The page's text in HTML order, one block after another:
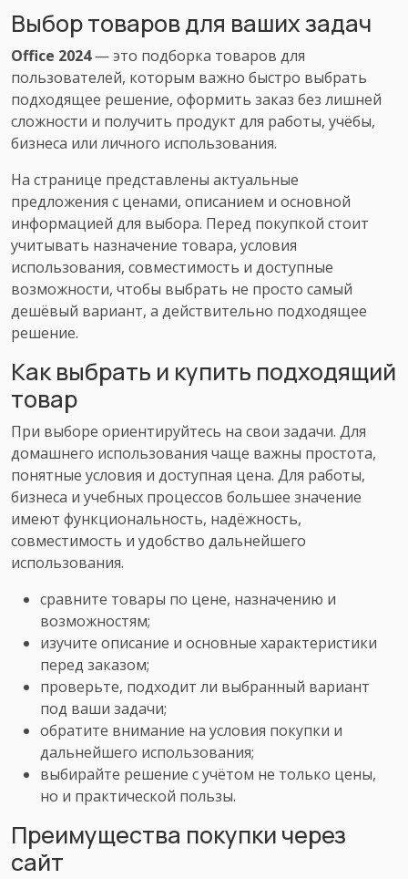
Выбор товаров для ваших задач
Office 2024— это подборка товаров для
пользователей, которым важно быстро выбрать
подходящее решение, оформить заказ без лишней
сложности и получить продукт для работы, учёбы,
бизнеса или личного использования.
На странице представлены актуальные
предложения с ценами, описанием и основной
информацией для выбора. Перед покупкой стоит
учитывать назначение товара, условия
использования, совместимость и доступные
возможности, чтобы выбрать не просто самый
дешёвый вариант, а действительно подходящее
решение.
Как выбрать и купить подходящий
товар
При выборе ориентируйтесь на свои задачи. Для
домашнего использования чаще важны простота,
понятные условия и доступная цена. Для работы,
бизнеса и учебных процессов большее значение
имеют функциональность, надёжность,
совместимость и удобство дальнейшего
использования.
сравните товары по цене, назначению и
возможностям;
изучите описание и основные характеристики
перед заказом;
проверьте, подходит ли выбранный вариант
под ваши задачи;
обратите внимание на условия покупки и
дальнейшего использования;
выбирайте решение с учётом не только цены,
но и практической пользы.
Преимущества покупки через
сайт